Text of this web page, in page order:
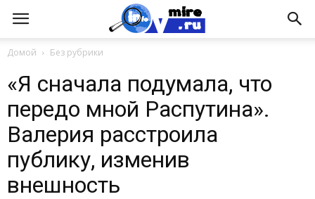
Домой Без рубрики
«Я сначала подумала, что
передо мной Распутина».
Валерия расстроила
публику, изменив
внешность